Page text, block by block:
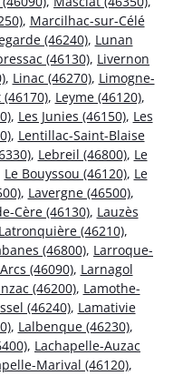
, Marcilhac-sur-Célé
(46240), Lunan
(46130), Livernon
, Linac (46270), Limogne-
, Leyme (46120),
, Les Junies (46150), Les
, Lentillac-Saint-Blaise
, Lebreil (46800), Le
Le Bouyssou (46120), Le
, Lavergne (46500),
Cère (46130), Lauzès
Latronquière (46210),
(46800), Larroque-
(46090), Larnagol
(46200), Lamothe-
(46240), Lamativie
, Lalbenque (46230),
, Lachapelle-Auzac
Marival (46120),